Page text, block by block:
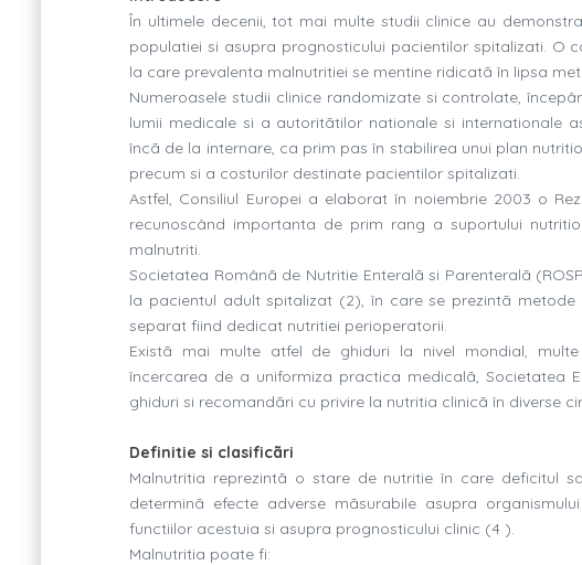
În ultimele decenii, tot mai multe studii clinice au
populatiei si asupra prognosticului pacientilor spitalizati. O
la care prevalenta malnutritiei se mentine ridicatã în lipsa
Numeroasele studii clinice randomizate si controlate,
lumii medicale si a autoritãtilor nationale si internationale
încã de la internare, ca prim pas în stabilirea unui plan
precum si a costurilor destinate pacientilor spitalizati.
Astfel, Consiliul Europei a elaborat în noiembrie 2003 o
recunoscând importanta de prim rang a suportului
malnutriti.
Societatea Românã de Nutritie Enteralã si Parenteralã
la pacientul adult spitalizat (2), în care se prezintã
separat fiind dedicat nutritiei perioperatorii.
Existã mai multe atfel de ghiduri la nivel mondial,
încercarea de a uniformiza practica medicalã, Societatea
ghiduri si recomandãri cu privire la nutritia clinicã în diverse
Definitie si clasificãri
Malnutritia reprezintã o stare de nutritie în care deficitul
determinã efecte adverse mãsurabile asupra
functiilor acestuia si asupra prognosticului clinic (4 ).
Malnutritia poate fi: